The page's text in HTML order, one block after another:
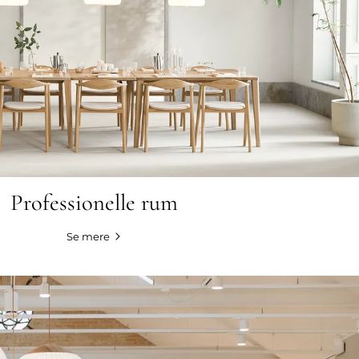
Professionelle rum
Se mere